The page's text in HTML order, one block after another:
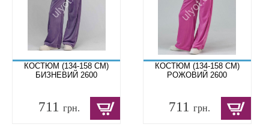
КОСТЮМ (134-158 СМ)
БИЗНЕВИЙ 2600
711 грн.
КОСТЮМ (134-158 СМ)
РОЖОВИЙ 2600
711грн.